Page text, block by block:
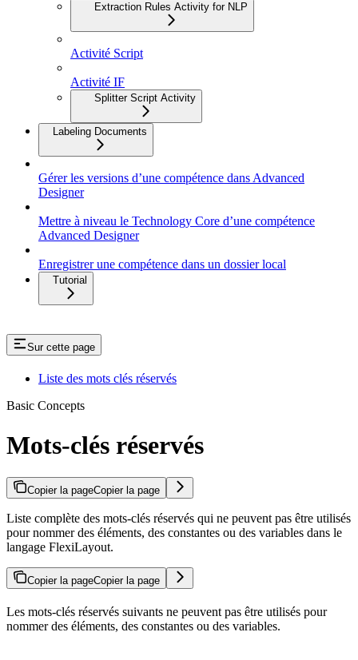
Extraction Rules Activity for NLP
Activité Script
Activité IF
Splitter Script Activity
Labeling Documents
Gérer les versions d’une compétence dans Advanced
Designer
Mettre à niveau le Technology Core d’une compétence
Advanced Designer
Enregistrer une compétence dans un dossier local
Tutorial
Sur cette page
Liste des mots clés réservés
Basic Concepts
Mots-clés réservés
Copier la pageCopier la page
Liste complète des mots-clés réservés qui ne peuvent pas être utilisés
pour nommer des éléments, des constantes ou des variables dans le
langage FlexiLayout.
Copier la pageCopier la page
Les mots-clés réservés suivants ne peuvent pas être utilisés pour
nommer des éléments, des constantes ou des variables.